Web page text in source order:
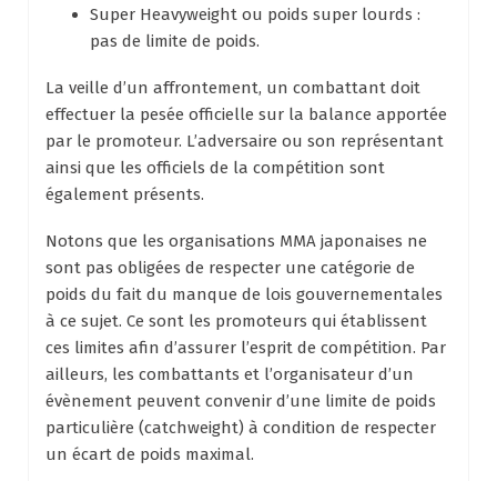
Super Heavyweight ou poids super lourds :
pas de limite de poids.
La veille d’un affrontement, un combattant doit
effectuer la pesée officielle sur la balance apportée
par le promoteur. L’adversaire ou son représentant
ainsi que les officiels de la compétition sont
également présents.
Notons que les organisations MMA japonaises ne
sont pas obligées de respecter une catégorie de
poids du fait du manque de lois gouvernementales
à ce sujet. Ce sont les promoteurs qui établissent
ces limites afin d’assurer l’esprit de compétition. Par
ailleurs, les combattants et l’organisateur d’un
évènement peuvent convenir d’une limite de poids
particulière (catchweight) à condition de respecter
un écart de poids maximal.